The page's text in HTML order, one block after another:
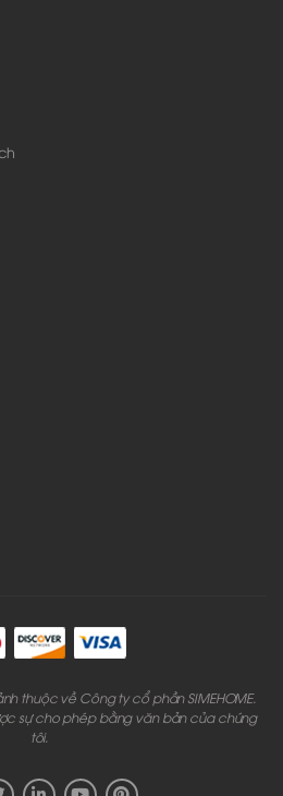
thuộc về Công ty cổ phần SIMEHOME.
sự cho phép bằng văn bản của chúng
tôi.